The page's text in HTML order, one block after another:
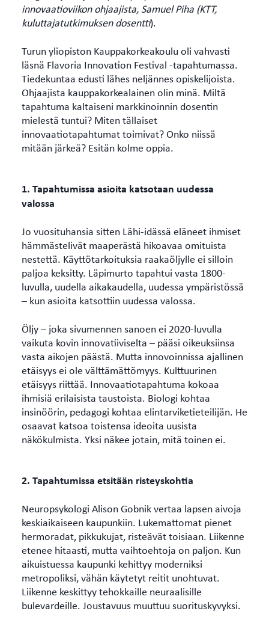
innovaatioviikon ohjaajista, Samuel Piha (KTT,
kuluttajatutkimuksen dosentti).
Turun yliopiston Kauppakorkeakoulu oli vahvasti
läsnä Flavoria Innovation Festival -tapahtumassa.
Tiedekuntaa edusti lähes neljännes opiskelijoista.
Ohjaajista kauppakorkealainen olin minä. Miltä
tapahtuma kaltaiseni markkinoinnin dosentin
mielestä tuntui? Miten tällaiset
innovaatiotapahtumat toimivat? Onko niissä
mitään järkeä? Esitän kolme oppia.
1. Tapahtumissa asioita katsotaan uudessa
valossa
Jo vuosituhansia sitten Lähi-idässä eläneet ihmiset
hämmästelivät maaperästä hikoavaa omituista
nestettä. Käyttötarkoituksia raakaöljylle ei silloin
paljoa keksitty. Läpimurto tapahtui vasta 1800-
luvulla, uudella aikakaudella, uudessa ympäristössä
– kun asioita katsottiin uudessa valossa.
Öljy – joka sivumennen sanoen ei 2020-luvulla
vaikuta kovin innovatiiviselta – pääsi oikeuksiinsa
vasta aikojen päästä. Mutta innovoinnissa ajallinen
etäisyys ei ole välttämättömyys. Kulttuurinen
etäisyys riittää. Innovaatiotapahtuma kokoaa
ihmisiä erilaisista taustoista. Biologi kohtaa
insinöörin, pedagogi kohtaa elintarviketieteilijän. He
osaavat katsoa toistensa ideoita uusista
näkökulmista. Yksi näkee jotain, mitä toinen ei.
2. Tapahtumissa etsitään risteyskohtia
Neuropsykologi Alison Gobnik vertaa lapsen aivoja
keskiaikaiseen kaupunkiin. Lukemattomat pienet
hermoradat, pikkukujat, risteävät toisiaan. Liikenne
etenee hitaasti, mutta vaihtoehtoja on paljon. Kun
aikuistuessa kaupunki kehittyy moderniksi
metropoliksi, vähän käytetyt reitit unohtuvat.
Liikenne keskittyy tehokkaille neuraalisille
bulevardeille. Joustavuus muuttuu suorituskyvyksi.